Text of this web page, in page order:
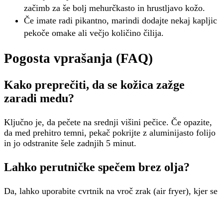
začimb za še bolj mehurčkasto in hrustljavo kožo.
Če imate radi pikantno, marindi dodajte nekaj kapljic
pekoče omake ali večjo količino čilija.
Pogosta vprašanja (FAQ)
Kako preprečiti, da se kožica zažge
zaradi medu?
Ključno je, da pečete na srednji višini pečice. Če opazite,
da med prehitro temni, pekač pokrijte z aluminijasto folijo
in jo odstranite šele zadnjih 5 minut.
Lahko perutničke spečem brez olja?
Da, lahko uporabite cvrtnik na vroč zrak (air fryer), kjer se